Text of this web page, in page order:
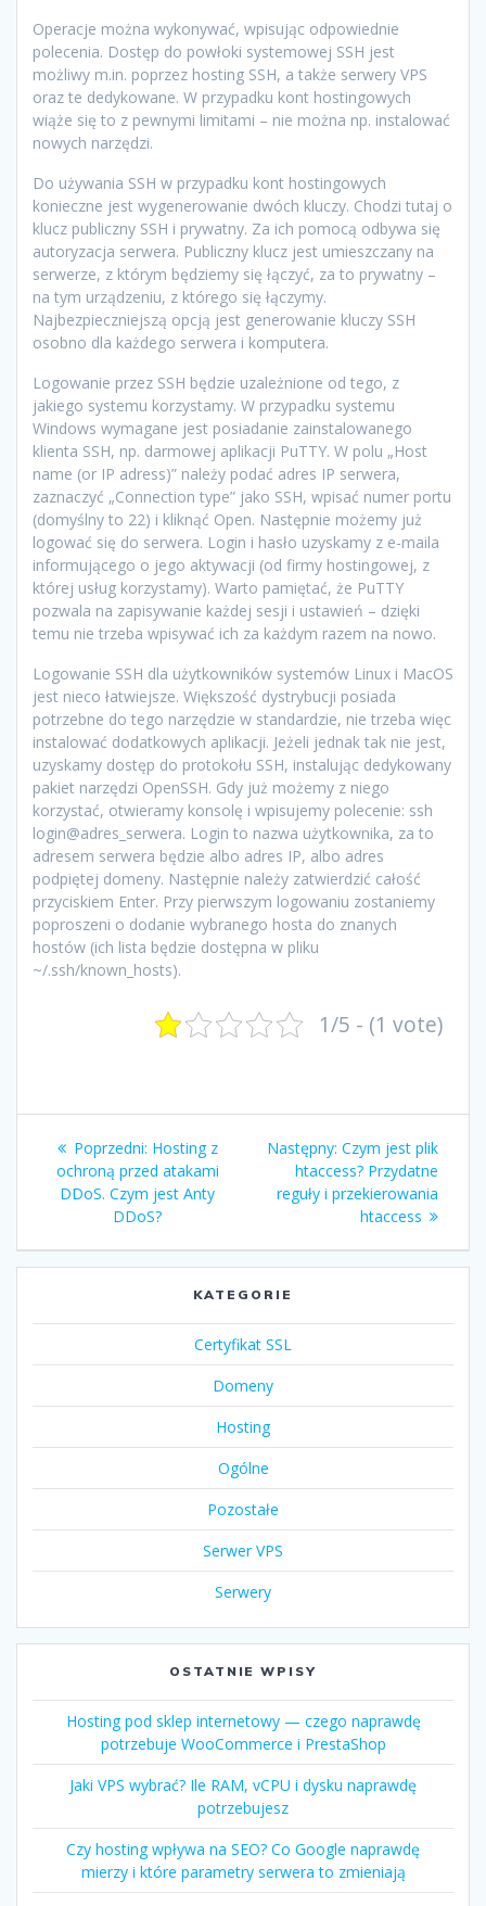
Operacje można wykonywać, wpisując odpowiednie
polecenia. Dostęp do powłoki systemowej SSH jest
możliwy m.in. poprzez hosting SSH, a także serwery VPS
oraz te dedykowane. W przypadku kont hostingowych
wiąże się to z pewnymi limitami – nie można np. instalować
nowych narzędzi.
Do używania SSH w przypadku kont hostingowych
konieczne jest wygenerowanie dwóch kluczy. Chodzi tutaj o
klucz publiczny SSH i prywatny. Za ich pomocą odbywa się
autoryzacja serwera. Publiczny klucz jest umieszczany na
serwerze, z którym będziemy się łączyć, za to prywatny –
na tym urządzeniu, z którego się łączymy.
Najbezpieczniejszą opcją jest generowanie kluczy SSH
osobno dla każdego serwera i komputera.
Logowanie przez SSH będzie uzależnione od tego, z
jakiego systemu korzystamy. W przypadku systemu
Windows wymagane jest posiadanie zainstalowanego
klienta SSH, np. darmowej aplikacji PuTTY. W polu „Host
name (or IP adress)” należy podać adres IP serwera,
zaznaczyć „Connection type” jako SSH, wpisać numer portu
(domyślny to 22) i kliknąć Open. Następnie możemy już
logować się do serwera. Login i hasło uzyskamy z e-maila
informującego o jego aktywacji (od firmy hostingowej, z
której usług korzystamy). Warto pamiętać, że PuTTY
pozwala na zapisywanie każdej sesji i ustawień – dzięki
temu nie trzeba wpisywać ich za każdym razem na nowo.
Logowanie SSH dla użytkowników systemów Linux i MacOS
jest nieco łatwiejsze. Większość dystrybucji posiada
potrzebne do tego narzędzie w standardzie, nie trzeba więc
instalować dodatkowych aplikacji. Jeżeli jednak tak nie jest,
uzyskamy dostęp do protokołu SSH, instalując dedykowany
pakiet narzędzi OpenSSH. Gdy już możemy z niego
korzystać, otwieramy konsolę i wpisujemy polecenie: ssh
login@adres_serwera. Login to nazwa użytkownika, za to
adresem serwera będzie albo adres IP, albo adres
podpiętej domeny. Następnie należy zatwierdzić całość
przyciskiem Enter. Przy pierwszym logowaniu zostaniemy
poproszeni o dodanie wybranego hosta do znanych
hostów (ich lista będzie dostępna w pliku
~/.ssh/known_hosts).
1/5 - (1 vote)
Nawigacja
wpisu
Poprzedni: Poprzedni
wpis:
Hosting z
ochroną przed atakami
DDoS. Czym jest Anty
DDoS?
Następny: Następny
wpis:
Czym jest plik
htaccess? Przydatne
reguły i przekierowania
htaccess
KATEGORIE
Certyfikat SSL
Domeny
Hosting
Ogólne
Pozostałe
Serwer VPS
Serwery
OSTATNIE WPISY
Hosting pod sklep internetowy — czego naprawdę
potrzebuje WooCommerce i PrestaShop
Jaki VPS wybrać? Ile RAM, vCPU i dysku naprawdę
potrzebujesz
Czy hosting wpływa na SEO? Co Google naprawdę
mierzy i które parametry serwera to zmieniają